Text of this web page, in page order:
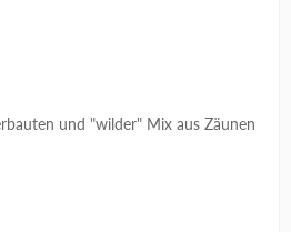
und "wilder" Mix aus Zäunen